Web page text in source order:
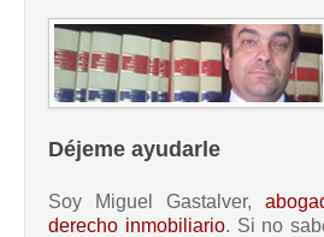
Déjeme ayudarle
Soy Miguel Gastalver,
derecho inmobiliario. Si no